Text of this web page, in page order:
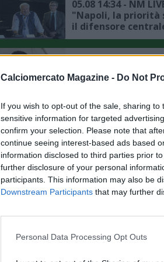
Calciomercato Magazine - Do Not
If you wish to opt-out of the sale, sharing
sensitive information for targeted
confirm your selection. Please note that
continue seeing interest-based ads based
information disclosed to third parties prior
further disclosure of your personal
participants. This information may also be
Downstream Participants that may further
Personal Data Processing Opt Outs
05.08 14:34 - NM
"Napoli, la priorità
il difensore
avuto delle
05.08 09:11 - CDS
difesa: attesa per
azzurri su
05.08 08:21 -
"Theo Hernandez
l'addio di
fantasia, ingaggio
la Serie A"
05.08 08:04 -
mercato portieri:
Atubolu del
"Zeballos-Napoli in